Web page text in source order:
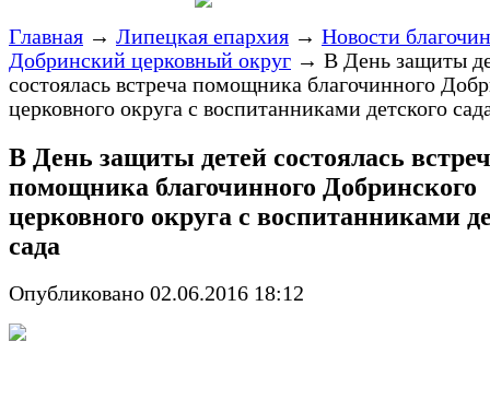
Главная → Липецкая епархия → Новости
Добринский церковный округ → В День защиты
состоялась встреча помощника благочинного
церковного округа с воспитанниками детского
В День защиты детей состоялась
помощника благочинного Добринского
церковного округа с воспитанниками
сада
Опубликовано 02.06.2016 18:12